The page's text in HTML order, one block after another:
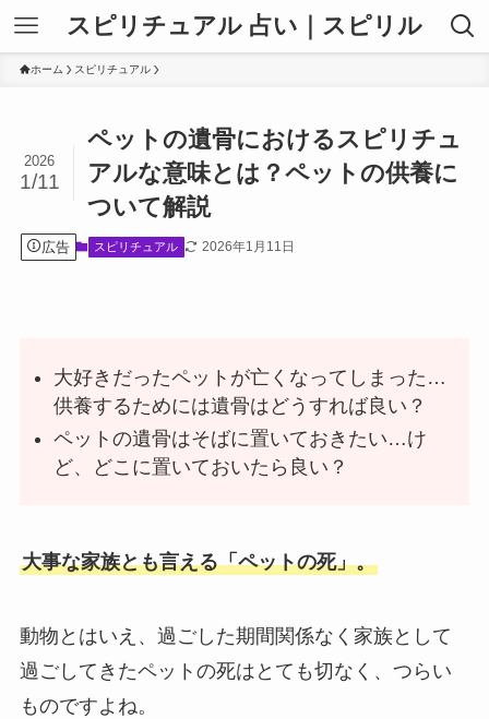
スピリチュアル 占い｜スピリル
ホーム スピリチュアル
ペットの遺骨におけるスピリチュ
アルな意味とは？ペットの供養に
ついて解説
2026
1/11
広告 スピリチュアル 2026年1月11日
大好きだったペットが亡くなってしまった…
供養するためには遺骨はどうすれば良い？
ペットの遺骨はそばに置いておきたい…け
ど、どこに置いておいたら良い？
大事な家族とも言える「ペットの死」。
動物とはいえ、過ごした期間関係なく家族として
過ごしてきたペットの死はとても切なく、つらい
ものですよね。